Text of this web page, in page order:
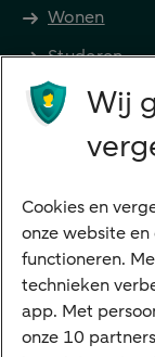
Wonen
Studeren
Preferred
Digitale
Internet
ABN AMRO
Tikkie
Wij
Cookies en
onze website
functioneren.
technieken
app. Met
onze 10